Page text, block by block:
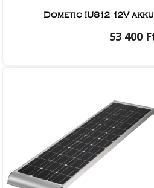
Dometic IU812 12V
53 400